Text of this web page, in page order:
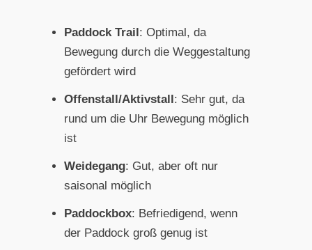
Paddock Trail: Optimal, da
Bewegung durch die Weggestaltung
gefördert wird
Offenstall/Aktivstall: Sehr gut, da
rund um die Uhr Bewegung möglich
ist
Weidegang: Gut, aber oft nur
saisonal möglich
Paddockbox: Befriedigend, wenn
der Paddock groß genug ist